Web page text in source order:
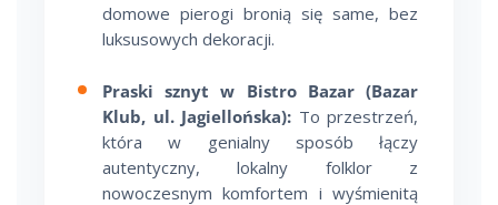
domowe pierogi bronią się same, bez
luksusowych dekoracji.
Praski sznyt w Bistro Bazar (Bazar
Klub, ul. Jagiellońska): To przestrzeń,
która w genialny sposób łączy
autentyczny, lokalny folklor z
nowoczesnym komfortem i wyśmienitą